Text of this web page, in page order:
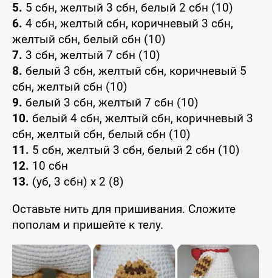
5. 5 сбн, желтый 3 сбн, белый 2 сбн (10)
6. 4 сбн, желтый сбн, коричневый 3 сбн,
желтый сбн, белый сбн (10)
7. 3 сбн, желтый 7 сбн (10)
8. белый 3 сбн, желтый сбн, коричневый 5
сбн, желтый сбн (10)
9. белый 3 сбн, желтый 7 сбн (10)
10. белый 4 сбн, желтый сбн, коричневый 3
сбн, желтый сбн, белый сбн (10)
11. 5 сбн, желтый 3 сбн, белый 2 сбн (10)
12. 10 сбн
13. (уб, 3 сбн) x 2 (8)
Оставьте нить для пришивания. Сложите
пополам и пришейте к телу.